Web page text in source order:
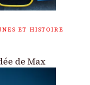
ET HISTOIRE
de Max